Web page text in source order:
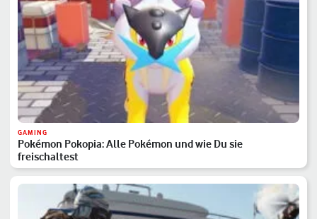
GAMING
Pokémon Pokopia: Alle Pokémon und wie Du sie
freischaltest